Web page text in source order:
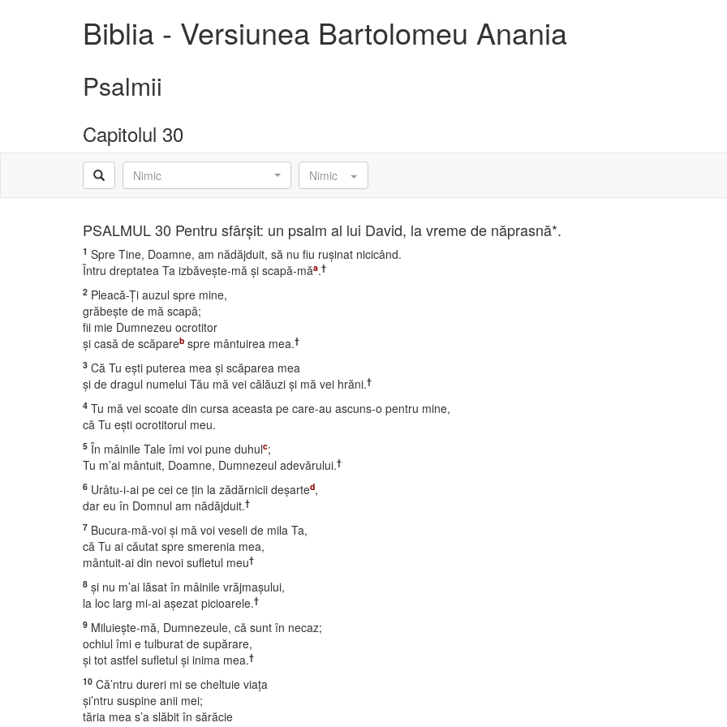
Biblia - Versiunea Bartolomeu Anania
Psalmii
Capitolul 30
Nimic Nimic
PSALMUL 30 Pentru sfârşit: un psalm al lui David, la vreme de năprasnă*.
1 Spre Tine, Doamne, am nădăjduit, să nu fiu ruşinat nicicând.
Întru dreptatea Ta izbăveşte-mă şi scapă-măa.†
2 Pleacă-Ţi auzul spre mine,
grăbeşte de mă scapă;
fii mie Dumnezeu ocrotitor
şi casă de scăpareb spre mântuirea mea.†
3 Că Tu eşti puterea mea şi scăparea mea
şi de dragul numelui Tău mă vei călăuzi şi mă vei hrăni.†
4 Tu mă vei scoate din cursa aceasta pe care-au ascuns-o pentru mine,
că Tu eşti ocrotitorul meu.
5 În mâinile Tale îmi voi pune duhulc;
Tu m’ai mântuit, Doamne, Dumnezeul adevărului.†
6 Urâtu-i-ai pe cei ce ţin la zădărnicii deşarted,
dar eu în Domnul am nădăjduit.†
7 Bucura-mă-voi şi mă voi veseli de mila Ta,
că Tu ai căutat spre smerenia mea,
mântuit-ai din nevoi sufletul meu†
8 şi nu m’ai lăsat în mâinile vrăjmaşului,
la loc larg mi-ai aşezat picioarele.†
9 Miluieşte-mă, Dumnezeule, că sunt în necaz;
ochiul îmi e tulburat de supărare,
şi tot astfel sufletul şi inima mea.†
10 Că’ntru dureri mi se cheltuie viaţa
şi’ntru suspine anii mei;
tăria mea s’a slăbit în sărăcie